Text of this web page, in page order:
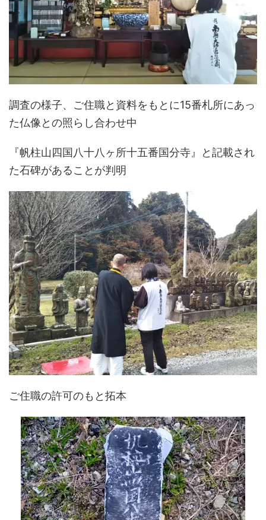
調査の様子、ご住職と資料をもとに15番札所にあっ
た仏像との照らし合わせ中
『帆柱山四国八十八ヶ所十五番国分寺』と記載され
た石碑があることが判明
ご住職の許可のもと拓本